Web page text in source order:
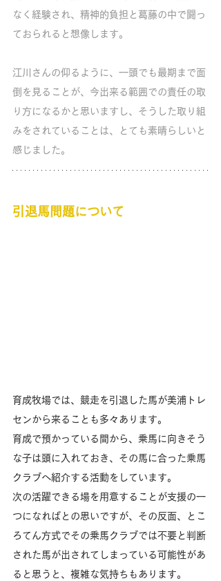
なく経験され、精神的負担と葛藤の中で闘っ
ておられると想像します。
江川さんの仰るように、一頭でも最期まで面
倒を見ることが、今出来る範囲での責任の取
り方になるかと思いますし、そうした取り組
みをされていることは、とても素晴らしいと
感じました。
引退馬問題について
育成牧場では、競走を引退した馬が美浦トレ
センから来ることも多々あります。
育成で預かっている間から、乗馬に向きそう
な子は頭に入れておき、その馬に合った乗馬
クラブへ紹介する活動をしています。
次の活躍できる場を用意することが支援の一
つになればとの思いですが、その反面、とこ
ろてん方式でその乗馬クラブでは不要と判断
された馬が出されてしまっている可能性があ
ると思うと、複雑な気持ちもあります。